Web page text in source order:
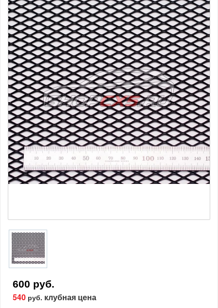
600 руб.
540 руб. клубная цена